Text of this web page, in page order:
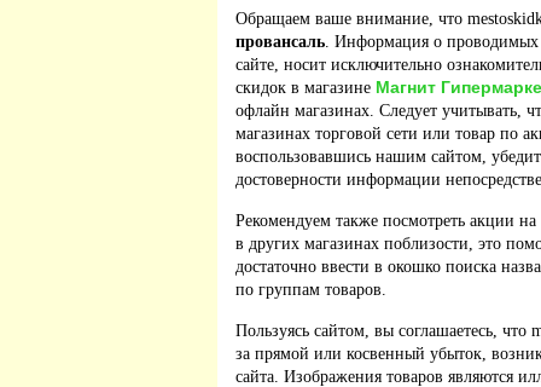
Обращаем ваше внимание, что
провансаль. Информация о проводимых
сайте, носит исключительно
скидок в магазине Магнит
офлайн магазинах. Следует учитывать,
магазинах торговой сети или товар по
воспользовавшись нашим сайтом,
достоверности информации
Рекомендуем также посмотреть акции
в других магазинах поблизости, это
достаточно ввести в окошко поиска
по группам товаров.
Пользуясь сайтом, вы соглашаетесь, что
за прямой или косвенный убыток,
сайта. Изображения товаров являются